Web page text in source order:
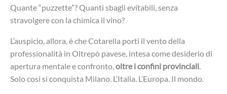
Quante “puzzette”? Quanti sbagli evitabili, senza
stravolgere con la chimica il vino?
L’auspicio, allora, è che Cotarella porti il vento della
professionalità in Oltrepò pavese, intesa come desiderio di
apertura mentale e confronto,oltre i confini provinciali.
Solo così si conquista Milano. L’Italia. L’Europa. Il mondo.